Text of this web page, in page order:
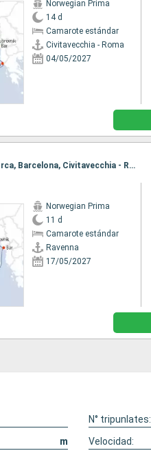
Norwegian Prima
14 d
Camarote estándar
Civitavecchia - Roma
04/05/2027
Itinerario : Ravenna, Dubrovnik, Bar, Salerno, Livorno, Toulon, Palma de Mallorca, Barcelona, Civitavecchia - Roma
Norwegian Prima
11 d
Camarote estándar
Ravenna
17/05/2027
N° tripunlates:
m Velocidad: